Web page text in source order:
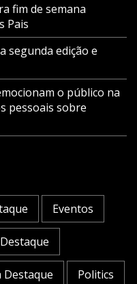
fim de semana
Pais
segunda edição e
o público na
pessoais sobre
Eventos
Destaque Politics